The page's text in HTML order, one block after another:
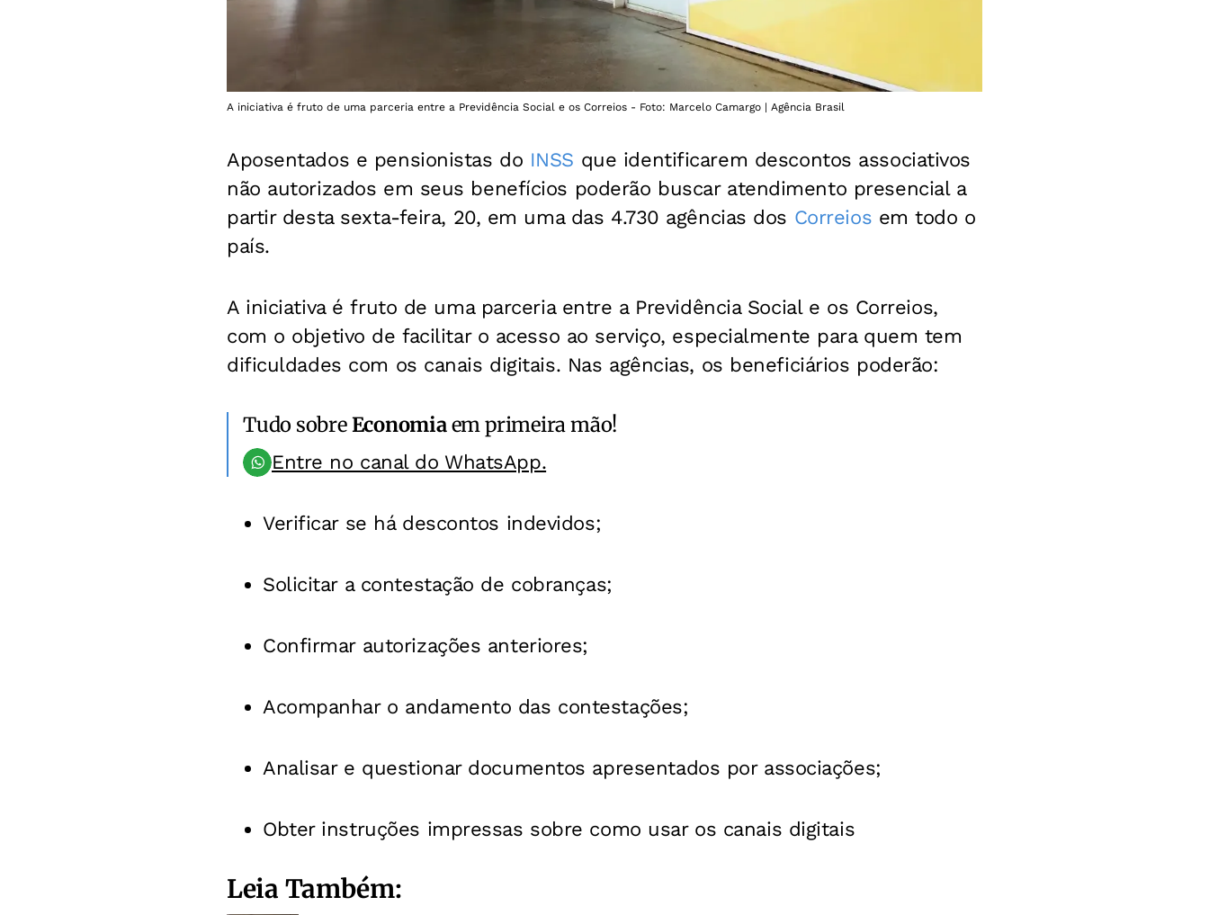
A iniciativa é fruto de uma parceria entre a Previdência Social e os Correios - Foto: Marcelo Camargo | Agência Brasil
Aposentados e pensionistas do INSS que identificarem descontos associativos
não autorizados em seus benefícios poderão buscar atendimento presencial a
partir desta sexta-feira, 20, em uma das 4.730 agências dos Correios em todo o
país.
A iniciativa é fruto de uma parceria entre a Previdência Social e os Correios,
com o objetivo de facilitar o acesso ao serviço, especialmente para quem tem
dificuldades com os canais digitais. Nas agências, os beneficiários poderão:
Tudo sobreEconomiaem primeira mão!
Entre no canal do WhatsApp.
Verificar se há descontos indevidos;
Solicitar a contestação de cobranças;
Confirmar autorizações anteriores;
Acompanhar o andamento das contestações;
Analisar e questionar documentos apresentados por associações;
Obter instruções impressas sobre como usar os canais digitais
Leia Também: